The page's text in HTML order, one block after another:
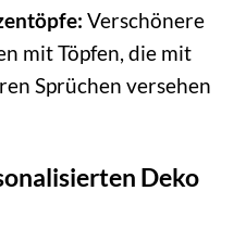
Verschönere
mit Töpfen, die mit
Sprüchen versehen
Deko